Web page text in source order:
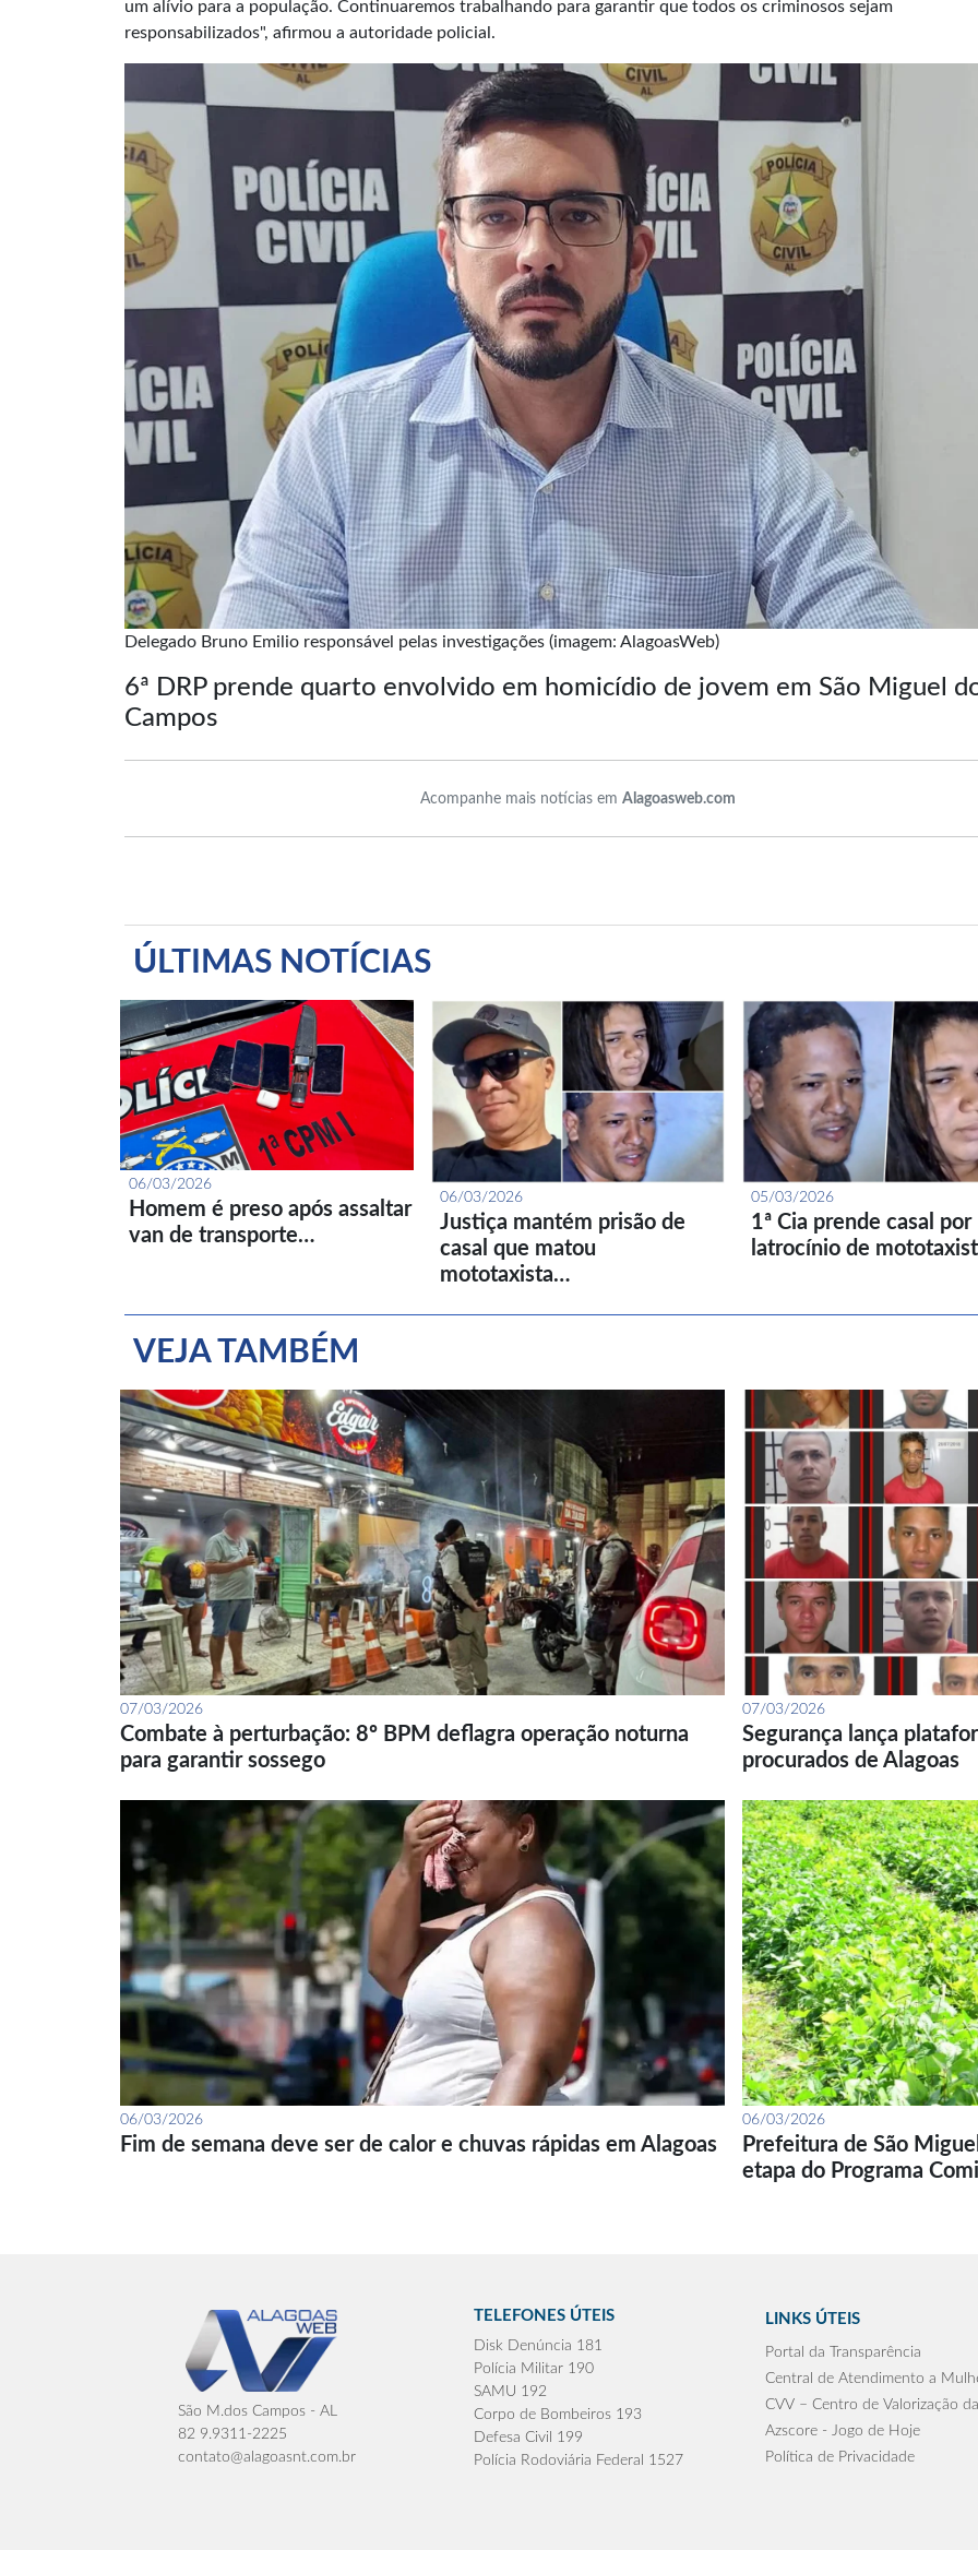
um alívio para a população. Continuaremos trabalhando para garantir que todos os criminosos sejam
responsabilizados", afirmou a autoridade policial.
Delegado Bruno Emilio responsável pelas investigações (imagem: AlagoasWeb)
6ª DRP prende quarto envolvido em homicídio de jovem em São Miguel
Campos
Acompanhe mais notícias em Alagoasweb.com
ÚLTIMAS NOTÍCIAS
06/03/2026
Homem é preso após assaltar
van de transporte…
06/03/2026
Justiça mantém prisão de
casal que matou
mototaxista…
05/03/2026
1ª Cia prende casal por
latrocínio de
VEJA TAMBÉM
07/03/2026
Combate à perturbação: 8º BPM deflagra operação noturna
para garantir sossego
07/03/2026
Segurança lança
procurados de Alagoas
06/03/2026
Fim de semana deve ser de calor e chuvas rápidas em Alagoas
06/03/2026
Prefeitura de São
etapa do Programa
São M.dos Campos - AL
82 9.9311-2225
contato@alagoasnt.com.br
TELEFONES ÚTEIS
Disk Denúncia 181
Polícia Militar 190
SAMU 192
Corpo de Bombeiros 193
Defesa Civil 199
Polícia Rodoviária Federal 1527
LINKS ÚTEIS
Portal da Transparência
Central de Atendimento a
CVV – Centro de Valorização
Azscore - Jogo de Hoje
Política de Privacidade